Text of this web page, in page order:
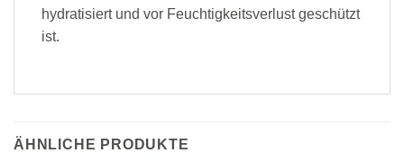
hydratisiert und vor Feuchtigkeitsverlust geschützt
ist.
ÄHNLICHE PRODUKTE